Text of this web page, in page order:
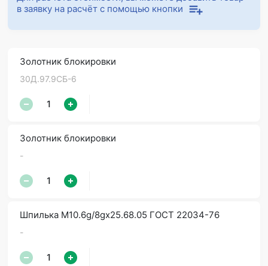
в заявку на расчёт с помощью кнопки
Золотник блокировки
30Д.97.9СБ-6
Золотник блокировки
-
Шпилька М10.6g/8gх25.68.05 ГОСТ 22034-76
-